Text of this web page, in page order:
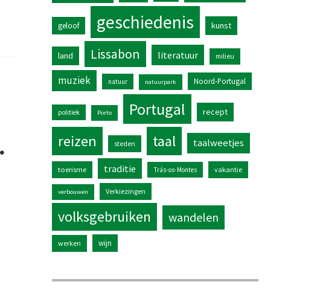
geloof geschiedenis kunst
land Lissabon literatuur milieu
muziek natuur natuurpark Noord-Portugal
politiek Porto Portugal recept
reizen steden taal taalweetjes
toerisme traditie Trás-os-Montes vakantie
verbouwen Verkiezingen
volksgebruiken wandelen
werken wijn